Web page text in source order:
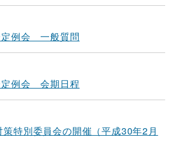
定例会 一般質問
定例会 会期日程
特別委員会の開催（平成30年2月